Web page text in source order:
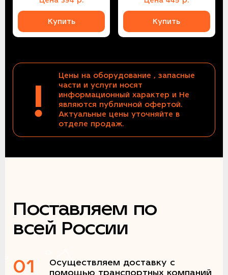
Купить Купить
!
Цены на оборудование , запасные
части и услуги носят
информационный характер и Не
являются публичной офертой.
Актуальные цены уточняйте в
отделе продаж.
Поставляем по
всей России
01
Осуществляем доставку с
помощью транспортных компаний